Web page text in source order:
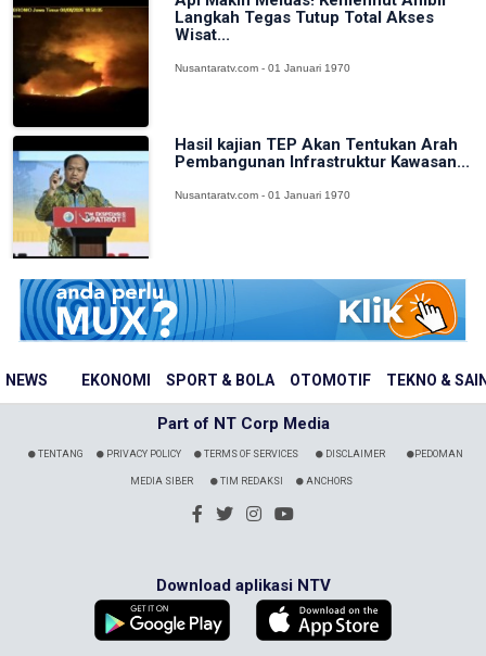
NEWS EKONOMI SPORT & BOLA OTOMOTIF TEKNO &
Langkah Tegas Tutup Total Akses
Wisat...
Nusantaratv.com - 01 Januari 1970
Hasil kajian TEP Akan Tentukan Arah
Pembangunan Infrastruktur Kawasan...
Nusantaratv.com - 01 Januari 1970
Part of NT Corp Media
TENTANG PRIVACY POLICY TERMS OF SERVICES DISCLAIMER PEDOMAN
MEDIA SIBER TIM REDAKSI ANCHORS
Download aplikasi NTV